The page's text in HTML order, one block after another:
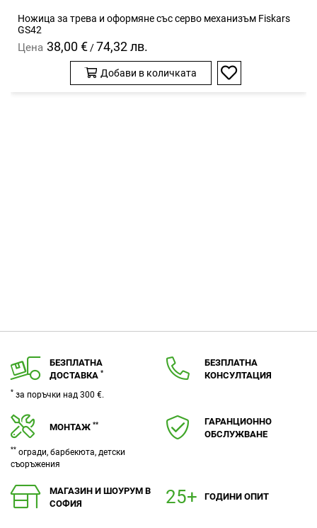
Ножицa за трева и оформяне със серво механизъм Fiskars
GS42
Цена 38,00 € /74,32 лв.
Добави в количката
Добави
БЕЗПЛАТНА
ДОСТАВКА *
* за поръчки над 300 €.
БЕЗПЛАТНА
КОНСУЛТАЦИЯ
МОНТАЖ **
** огради, барбекюта, детски
съоръжения
ГАРАНЦИОННО
ОБСЛУЖВАНЕ
МАГАЗИН И ШОУРУМ В
СОФИЯ
ГОДИНИ ОПИТ